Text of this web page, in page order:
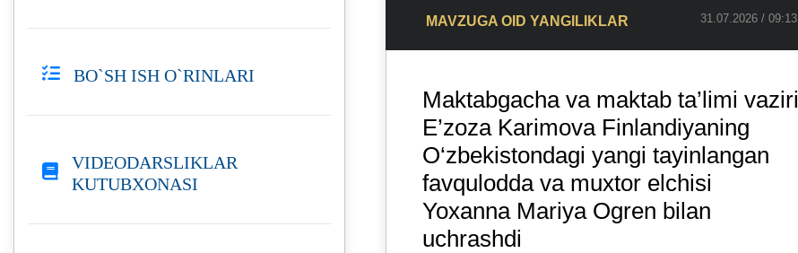
BO`SH ISH O`RINLARI
VIDEODARSLIKLAR
KUTUBXONASI
MAVZUGA OID YANGILIKLAR 31.07.2026 / 09:13
Maktabgacha va maktab ta’limi vaziri
E’zozа Karimova Finlandiyaning
O‘zbekistondagi yangi tayinlangan
favqulodda va muxtor elchisi
Yoxanna Mariya Ogren bilan
uchrashdi